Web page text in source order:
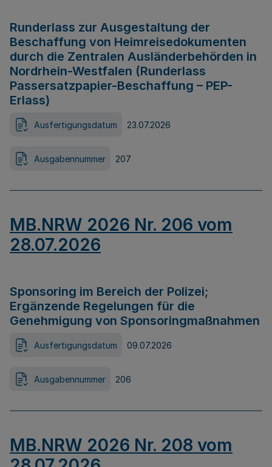
Runderlass zur Ausgestaltung der
Beschaffung von Heimreisedokumenten
durch die Zentralen Ausländerbehörden in
Nordrhein-Westfalen (Runderlass
Passersatzpapier-Beschaffung – PEP-
Erlass)
Ausfertigungsdatum 23.07.2026
Ausgabennummer 207
MB.NRW 2026 Nr. 206 vom
28.07.2026
Sponsoring im Bereich der Polizei;
Ergänzende Regelungen für die
Genehmigung von Sponsoringmaßnahmen
Ausfertigungsdatum 09.07.2026
Ausgabennummer 206
MB.NRW 2026 Nr. 208 vom